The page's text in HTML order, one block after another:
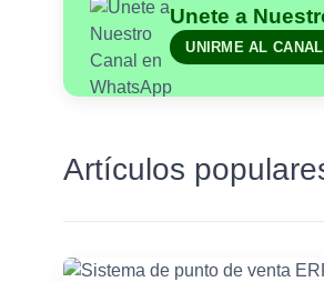
Unete a
UNIRME AL
Artículos